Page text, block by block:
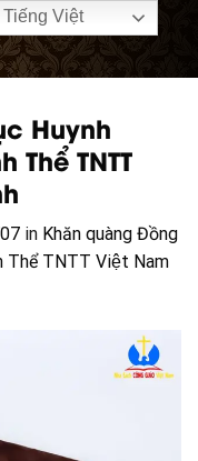
Huynh
Thể TNTT
in Khăn quàng Đồng
Thể TNTT Việt Nam
Tiếng Việt